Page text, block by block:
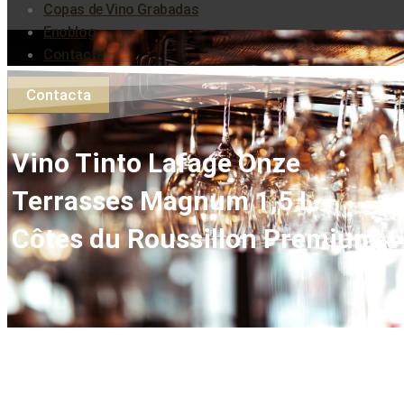
Copas de Vino Grabadas
Enoblog
Contacta
Contacta
Vino Tinto Lafage Onze
Terrasses Magnum 1,5 L –
Côtes du Roussillon Premium